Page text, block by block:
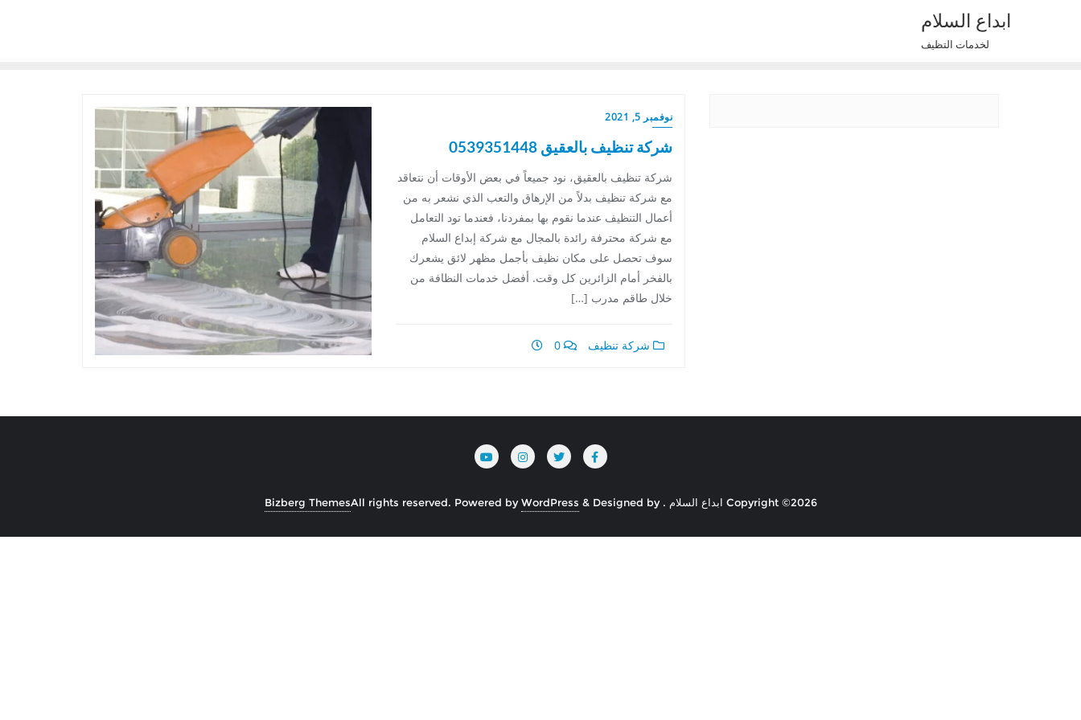
ابداع السلام
لخدمات التظيف
نوفمبر 5, 2021
شركة تنظيف بالعقيق 0539351448
شركة تنظيف بالعقيق، نود جميعاً في بعض الأوقات أن نتعاقد
مع شركة تنظيف بدلاً من الإرهاق والتعب الذي نشعر به من
أعمال التنظيف عندما نقوم بها بمفردنا، فعندما تود التعامل
مع شركة محترفة رائدة بالمجال مع شركة إبداع السلام
سوف تحصل على مكان نظيف بأجمل مظهر لائق يشعرك
بالفخر أمام الزائرين كل وقت. أفضل خدمات النظافة من
خلال طاقم مدرب […]
شركة تنظيف
Copyright ©2026 ابداع السلام . All rights reserved. Powered byWordPress & Designed by
Bizberg Themes